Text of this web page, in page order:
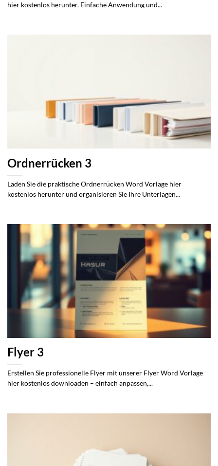
hier kostenlos herunter. Einfache Anwendung und...
Ordnerrücken 3
Laden Sie die praktische Ordnerrücken Word Vorlage hier
kostenlos herunter und organisieren Sie Ihre Unterlagen...
Flyer 3
Erstellen Sie professionelle Flyer mit unserer Flyer Word Vorlage
hier kostenlos downloaden – einfach anpassen,...